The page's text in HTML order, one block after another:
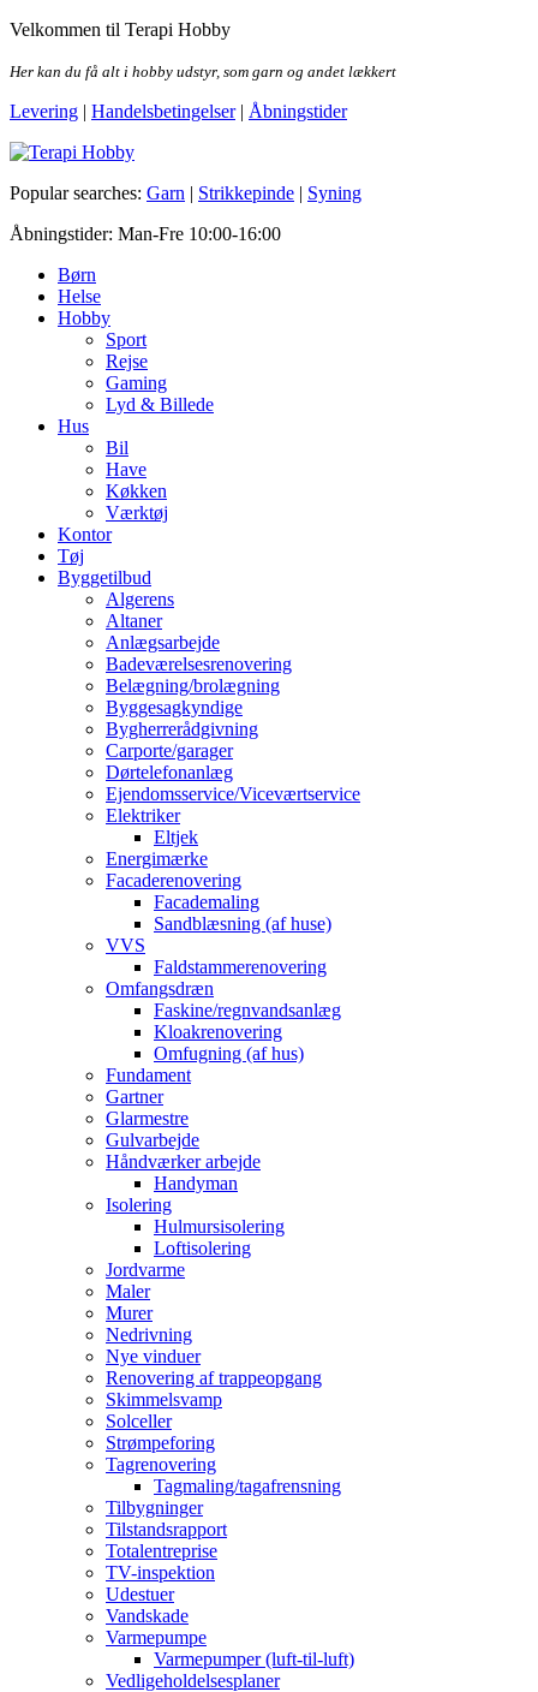
Skip
the
Velkommen til Terapi Hobby
Her kan du få alt i hobby udstyr, som garn og andet lækkert
Levering | Handelsbetingelser| Åbningstider
Terapi Hobby
Popular searches: Garn | Strikkepinde | Syning
Åbningstider: Man-Fre 10:00-16:00
Børn
Helse
Hobby
Sport
Rejse
Gaming
Lyd & Billede
Hus
Bil
Have
Køkken
Værktøj
Kontor
Tøj
Byggetilbud
Algerens
Altaner
Anlægsarbejde
Badeværelsesrenovering
Belægning/brolægning
Byggesagkyndige
Bygherrerådgivning
Carporte/garager
Dørtelefonanlæg
Ejendomsservice/Viceværtservice
Elektriker
Eltjek
Energimærke
Facaderenovering
Facademaling
Sandblæsning (af huse)
VVS
Faldstammerenovering
Omfangsdræn
Faskine/regnvandsanlæg
Kloakrenovering
Omfugning (af hus)
Fundament
Gartner
Glarmestre
Gulvarbejde
Håndværker arbejde
Handyman
Isolering
Hulmursisolering
Loftisolering
Jordvarme
Maler
Murer
Nedrivning
Nye vinduer
Renovering af trappeopgang
Skimmelsvamp
Solceller
Strømpeforing
Tagrenovering
Tagmaling/tagafrensning
Tilbygninger
Tilstandsrapport
Totalentreprise
TV-inspektion
Udestuer
Vandskade
Varmepumpe
Varmepumper (luft-til-luft)
Vedligeholdelsesplaner